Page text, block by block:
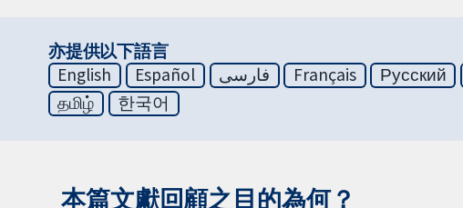
亦提供以下語言
English
Español فارسی Français Русский
தமிழ்
한국어
本篇文獻回顧之目的為何？